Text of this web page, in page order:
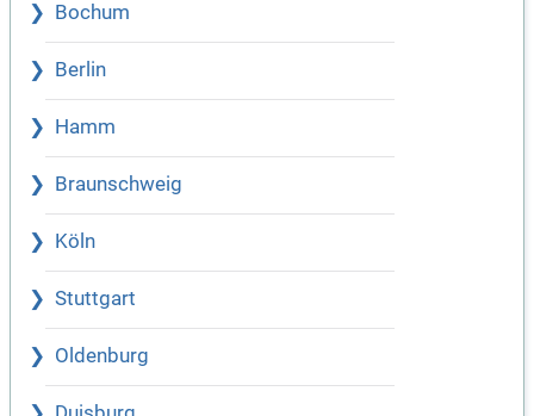
Bochum
Berlin
Hamm
Braunschweig
Köln
Stuttgart
Oldenburg